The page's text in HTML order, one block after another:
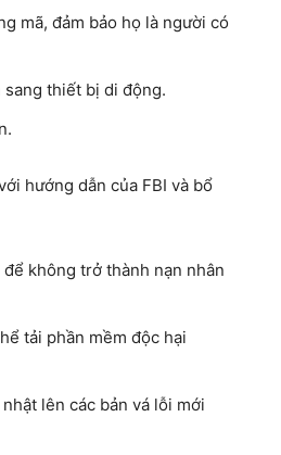
mã, đảm bảo họ là người có
thiết bị di động.
hướng dẫn của FBI và bổ
không trở thành nạn nhân
tải phần mềm độc hại
lên các bản vá lỗi mới